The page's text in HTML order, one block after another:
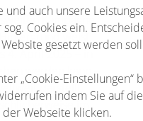
Kampagne
weist
4. April 2025 – in
werden kann –
darstellt.
im
auch unsere
Cookies ein.
gesetzt werden
„Cookie-Einstellungen“
indem Sie auf
Webseite klicken.